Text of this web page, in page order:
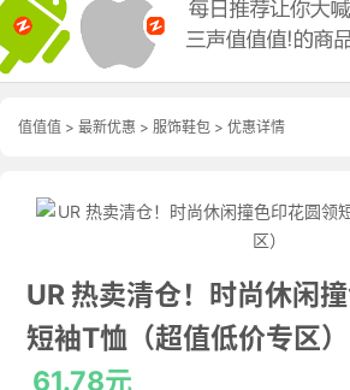
值值值 > 最新优惠 > 服饰鞋包 > 优惠详情
UR 热卖清仓！时尚休闲
短袖T恤（超值低价专区）
61.78元